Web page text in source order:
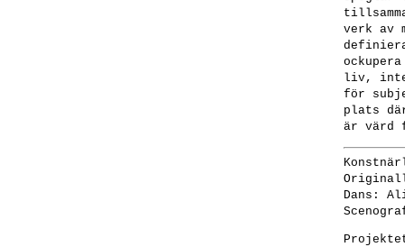
verk av
liv, inte
för
plats
är värd
Dans: